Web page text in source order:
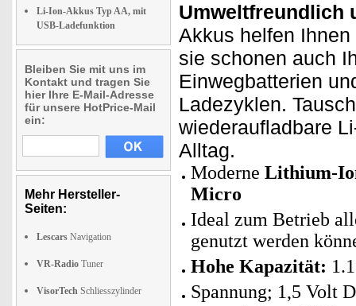
Li-Ion-Akkus Typ AA, mit
USB-Ladefunktion
Bleiben Sie mit uns im
Kontakt und tragen Sie
hier Ihre E-Mail-Adresse
für unsere HotPrice-Mail
ein:
Mehr Hersteller-
Seiten:
Lescars Navigation
VR-Radio Tuner
VisorTech Schliesszylinder
Umweltfreundlich
Akkus helfen
sie schonen auch
Einwegbatterien
Ladezyklen.
wiederaufladbare
Alltag.
Moderne Lithium-
Micro
Ideal zum Betrieb
genutzt werden
Hohe Kapazität:
Spannung; 1,5 Volt